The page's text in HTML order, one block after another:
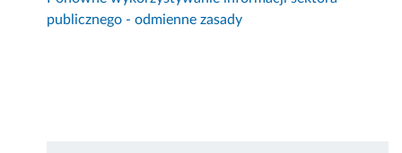
publicznego - odmienne zasady